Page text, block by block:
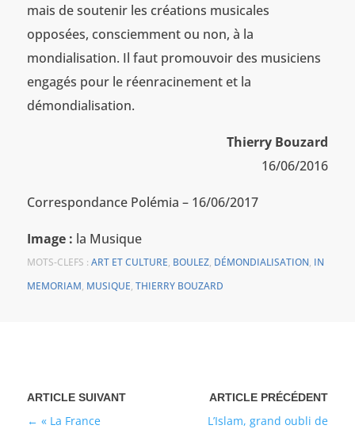
mais de soutenir les créations musicales
opposées, consciemment ou non, à la
mondialisation. Il faut promouvoir des musiciens
engagés pour le réenracinement et la
démondialisation.
Thierry Bouzard
16/06/2016
Correspondance Polémia – 16/06/2017
Image : la Musique
MOTS-CLEFS : ART ET CULTURE, BOULEZ, DÉMONDIALISATION, IN
MEMORIAM, MUSIQUE, THIERRY BOUZARD
L’Islam, grand oubli de
« La France